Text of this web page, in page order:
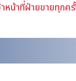
หน้าที่ฝ่ายขายทุกค